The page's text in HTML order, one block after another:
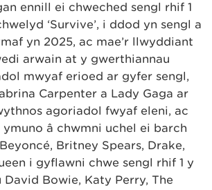
ennill ei chweched sengl rhif 1
‘Survive’, i ddod yn sengl a
yn 2025, ac mae’r llwyddiant
arwain at y gwerthiannau
mwyaf erioed ar gyfer sengl,
Carpenter a Lady Gaga ar
agoriadol fwyaf eleni, ac
â chwmni uchel ei barch
Britney Spears, Drake,
i gyflawni chwe sengl rhif 1 y
David Bowie, Katy Perry, The